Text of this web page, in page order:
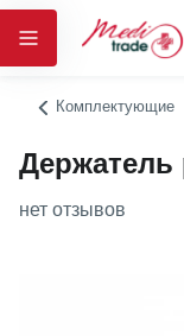
Комплектующие
Держатель
нет отзывов